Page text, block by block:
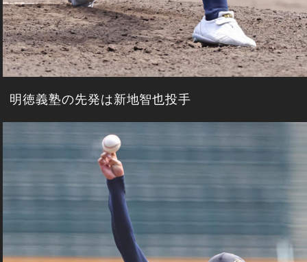
明徳義塾の先発は新地智也投手